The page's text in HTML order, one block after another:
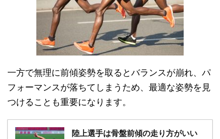
一方で無理に前傾姿勢を取るとバランスが崩れ、パ
フォーマンスが落ちてしまうため、最適な姿勢を見
つけることも重要になります。
陸上選手は骨盤前傾の走り方がいい